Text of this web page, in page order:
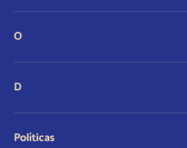
O
D
Políticas